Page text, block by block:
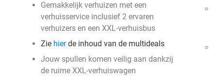
Gemakkelijk verhuizen met een
verhuisservice inclusief 2 ervaren
verhuizers en een XXL-verhuisbus
Zie hierde inhoud van de multideals
Jouw spullen komen veilig aan dankzij
de ruime XXL-verhuiswagen